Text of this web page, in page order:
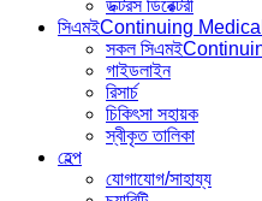
ডক্টরস ডিরেক্টরী
সিএমইContinuing
সকল সিএমই
গাইডলাইন
রিসার্চ
চিকিৎসা সহায়ক
স্বীকৃত তালিকা
হেল্প
যোগাযোগ/সাহায্য